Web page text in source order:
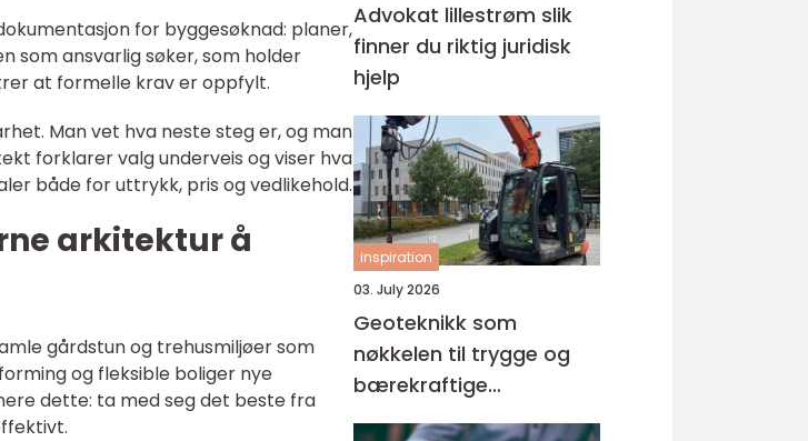
for byggesøknad: planer,
som ansvarlig søker, som holder
at formelle krav er oppfylt.
Man vet hva neste steg er, og man
forklarer valg underveis og viser hva
både for uttrykk, pris og vedlikehold.
arkitektur å
gårdstun og trehusmiljøer som
og fleksible boliger nye
dette: ta med seg det beste fra
Advokat lillestrøm slik
finner du riktig juridisk
hjelp
inspiration
03. July 2026
Geoteknikk som
nøkkelen til trygge og
bærekraftige
byggeprosjekter